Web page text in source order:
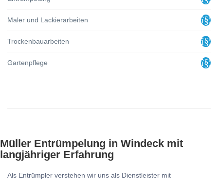
Maler und Lackierarbeiten
Trockenbauarbeiten
Gartenpflege
Müller Entrümpelung in Windeck mit
langjähriger Erfahrung
Als Entrümpler verstehen wir uns als Dienstleister mit